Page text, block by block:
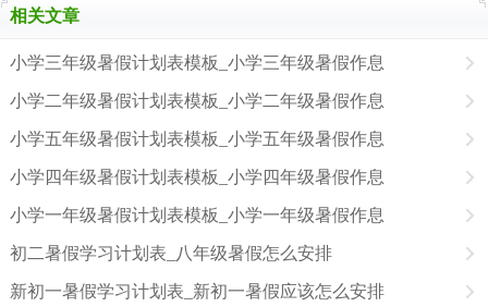
相关文章
小学三年级暑假计划表模板_小学三年级暑假作息
小学二年级暑假计划表模板_小学二年级暑假作息
小学五年级暑假计划表模板_小学五年级暑假作息
小学四年级暑假计划表模板_小学四年级暑假作息
小学一年级暑假计划表模板_小学一年级暑假作息
初二暑假学习计划表_八年级暑假怎么安排
新初一暑假学习计划表_新初一暑假应该怎么安排